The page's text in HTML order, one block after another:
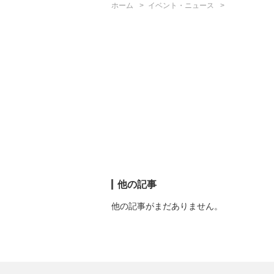
ホーム イベント・ニュース
他の記事
他の記事がまだありません。